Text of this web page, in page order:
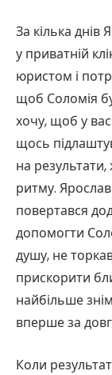
За кілька днів
у приватній
юристом і
щоб Соломія
хочу, щоб у
щось
на результати,
ритму.
повертався
допомогти
душу, не
прискорити
найбільше
вперше за
Коли